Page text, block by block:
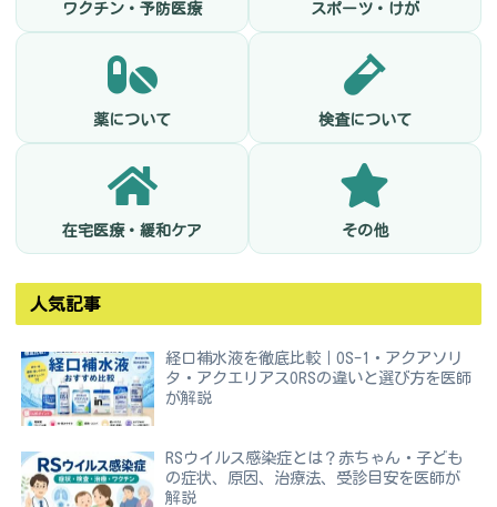
ワクチン・予防医療 スポーツ・けが
薬について 検査について
在宅医療・緩和ケア その他
人気記事
経口補水液を徹底比較｜OS-1・アクアソリ
タ・アクエリアスORSの違いと選び方を医師
が解説
RSウイルス感染症とは？赤ちゃん・子ども
の症状、原因、治療法、受診目安を医師が
解説